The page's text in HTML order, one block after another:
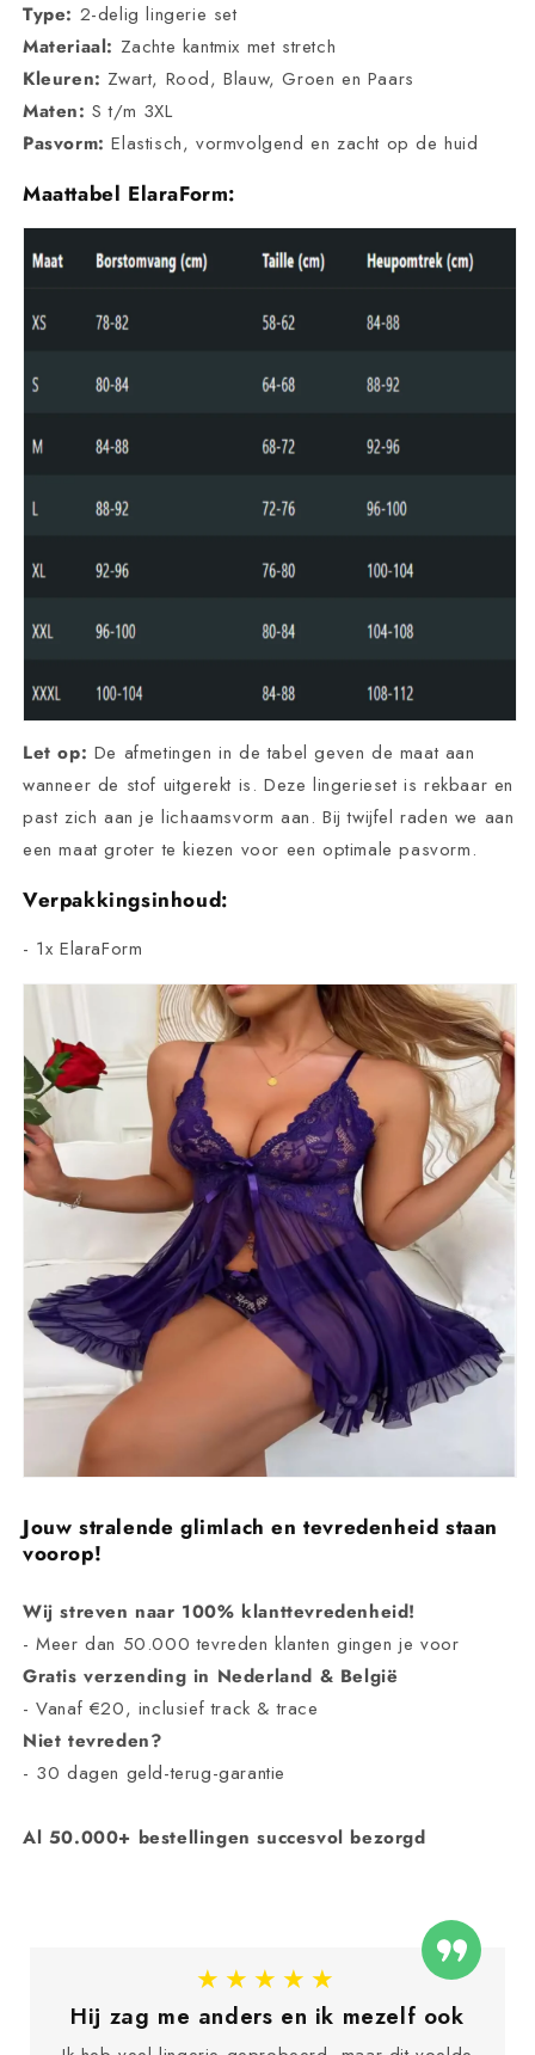
Type: 2-delig lingerie set
Materiaal: Zachte kantmix met stretch
Kleuren: Zwart, Rood, Blauw, Groen en Paars
Maten:S t/m 3XL
Pasvorm: Elastisch, vormvolgend en zacht op de huid
Maattabel ElaraForm:
Let op: De afmetingen in de tabel geven de maat aan
wanneer de stof uitgerekt is. Deze lingerieset is rekbaar en
past zich aan je lichaamsvorm aan. Bij twijfel raden we aan
een maat groter te kiezen voor een optimale pasvorm.
Verpakkingsinhoud:
- 1x ElaraForm
Jouw stralende glimlach en tevredenheid staan
voorop!
Wij streven naar 100% klanttevredenheid!
- Meer dan 50.000 tevreden klanten gingen je voor
Gratis verzending in Nederland & België
- Vanaf €20, inclusief track & trace
Niet tevreden?
- 30 dagen geld-terug-garantie
Al 50.000+ bestellingen succesvol bezorgd
★★★★★
Eindelijk iets dat m’n onzekerheid
verzacht